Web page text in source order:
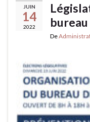
JUIN
14
2022
De